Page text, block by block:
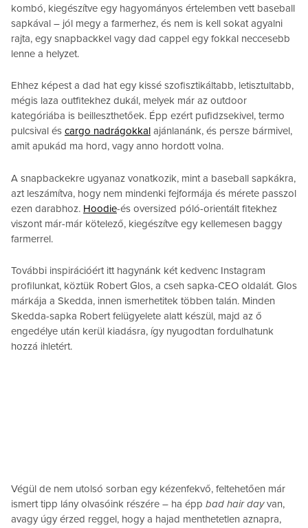
kombó, kiegészítve egy hagyományos értelemben vett baseball
sapkával – jól megy a farmerhez, és nem is kell sokat agyalni
rajta, egy snapbackkel vagy dad cappel egy fokkal neccesebb
lenne a helyzet.
Ehhez képest a dad hat egy kissé szofisztikáltabb, letisztultabb,
mégis laza outfitekhez dukál, melyek már az outdoor
kategóriába is beilleszthetőek. Épp ezért pufidzsekivel, termo
pulcsival és cargo nadrágokkal ajánlanánk, és persze bármivel,
amit apukád ma hord, vagy anno hordott volna.
A snapbackekre ugyanaz vonatkozik, mint a baseball sapkákra,
azt leszámítva, hogy nem mindenki fejformája és mérete passzol
ezen darabhoz. Hoodie-és oversized póló-orientált fitekhez
viszont már-már kötelező, kiegészítve egy kellemesen baggy
farmerrel.
További inspirációért itt hagynánk két kedvenc Instagram
profilunkat, köztük Robert Glos, a cseh sapka-CEO oldalát. Glos
márkája a Skedda, innen ismerhetitek többen talán. Minden
Skedda-sapka Robert felügyelete alatt készül, majd az ő
engedélye után kerül kiadásra, így nyugodtan fordulhatunk
hozzá ihletért.
Végül de nem utolsó sorban egy kézenfekvő, feltehetően már
ismert tipp lány olvasóink részére – ha épp bad hair dayvan,
avagy úgy érzed reggel, hogy a hajad menthetetlen aznapra,